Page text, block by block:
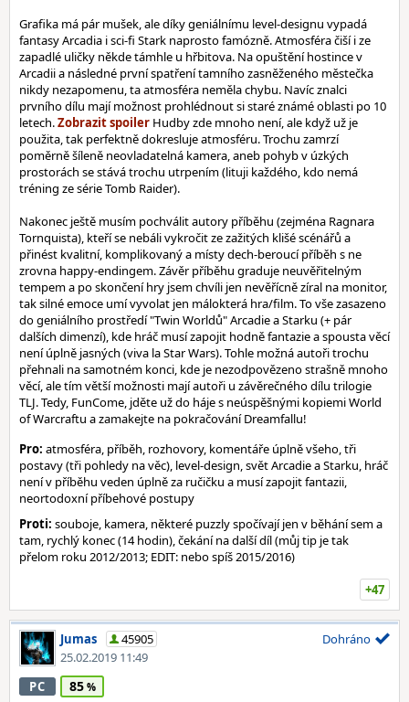
Grafika má pár mušek, ale díky geniálnímu level-designu vypadá
fantasy Arcadia i sci-fi Stark naprosto famózně. Atmosféra čiší i ze
zapadlé uličky někde támhle u hřbitova. Na opuštění hostince v
Arcadii a následné první spatření tamního zasněženého městečka
nikdy nezapomenu, ta atmosféra neměla chybu. Navíc znalci
prvního dílu mají možnost prohlédnout si staré známé oblasti po 10
letech.
Hudby zde mnoho není, ale když už je
použita, tak perfektně dokresluje atmosféru. Trochu zamrzí
poměrně šíleně neovladatelná kamera, aneb pohyb v úzkých
prostorách se stává trochu utrpením (lituji každého, kdo nemá
tréning ze série Tomb Raider).
Nakonec ještě musím pochválit autory příběhu (zejména Ragnara
Tornquista), kteří se nebáli vykročit ze zažitých klišé scénářů a
přinést kvalitní, komplikovaný a místy dech-beroucí příběh s ne
zrovna happy-endingem. Závěr příběhu graduje neuvěřitelným
tempem a po skončení hry jsem chvíli jen nevěřícně zíral na monitor,
tak silné emoce umí vyvolat jen málokterá hra/film. To vše zasazeno
do geniálního prostředí "Twin Worldů" Arcadie a Starku (+ pár
dalších dimenzí), kde hráč musí zapojit hodně fantazie a spousta věcí
není úplně jasných (viva la Star Wars). Tohle možná autoři trochu
přehnali na samotném konci, kde je nezodpovězeno strašně mnoho
věcí, ale tím větší možnosti mají autoři u závěrečného dílu trilogie
TLJ. Tedy, FunCome, jděte už do háje s neúspěšnými kopiemi World
of Warcraftu a zamakejte na pokračování Dreamfallu!
Pro: atmosféra, příběh, rozhovory, komentáře úplně všeho, tři
postavy (tři pohledy na věc), level-design, svět Arcadie a Starku, hráč
není v příběhu veden úplně za ručičku a musí zapojit fantazii,
neortodoxní příbehové postupy
Proti: souboje, kamera, některé puzzly spočívají jen v běhání sem a
tam, rychlý konec (14 hodin), čekání na další díl (můj tip je tak
přelom roku 2012/2013; EDIT: nebo spíš 2015/2016)
+47
Jumas
45905
25.02.2019 11:49
Dohráno
PC 85